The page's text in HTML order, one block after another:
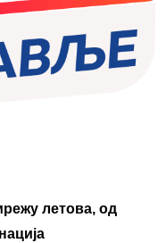
летова, од